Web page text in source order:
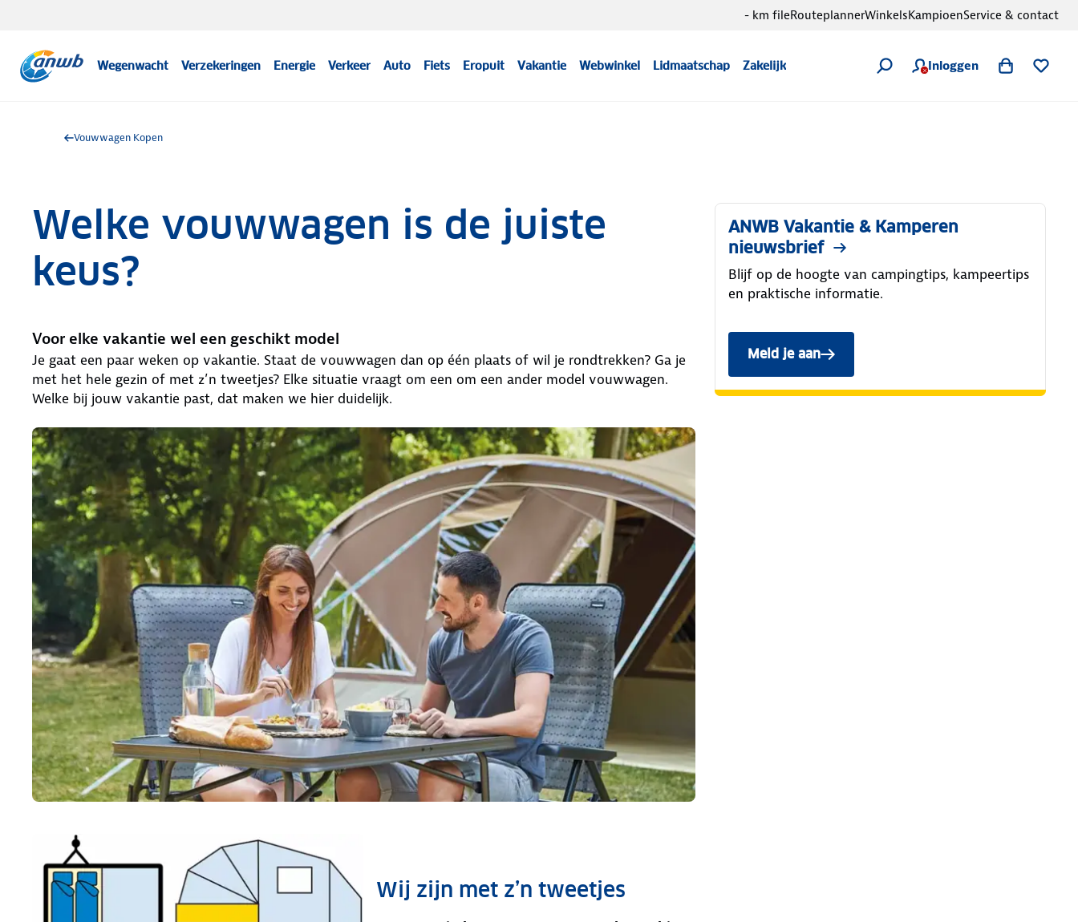
Wegenwacht Verzekeringen Energie Verkeer Auto Fiets Eropuit Vakantie Webwinkel Lidmaatschap Zakelijk Inloggen
- km fileRouteplannerWinkelsKampioenService & contact
Vouwwagen Kopen
Welke vouwwagen is de juiste
keus?
Voor elke vakantie wel een geschikt model
Je gaat een paar weken op vakantie. Staat de vouwwagen dan op één plaats of wil je rondtrekken? Ga je
met het hele gezin of met z’n tweetjes? Elke situatie vraagt om een om een ander model vouwwagen.
Welke bij jouw vakantie past, dat maken we hier duidelijk.
Wij zijn met z’n tweetjes
ANWB Vakantie & Kamperen
nieuwsbrief
Blijf op de hoogte van campingtips, kampeertips
en praktische informatie.
Meld je aan